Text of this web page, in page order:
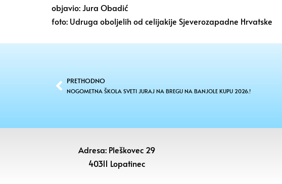
objavio: Jura Obadić
foto: Udruga oboljelih od celijakije Sjeverozapadne Hrvatske
PRETHODNO
NOGOMETNA ŠKOLA SVETI JURAJ NA BREGU NA BANJOLE KUPU 2026.!
Adresa: Pleškovec 29
40311 Lopatinec